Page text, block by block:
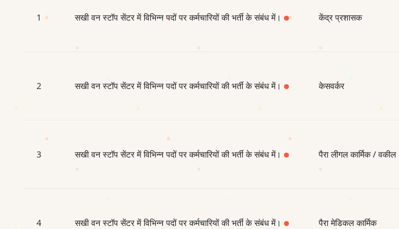
1 सखी वन स्टॉप सेंटर में विभिन्न पदों पर कर्मचारियों की भर्ती के संबंध में। केंद्र प्रशासक
2 सखी वन स्टॉप सेंटर में विभिन्न पदों पर कर्मचारियों की भर्ती के संबंध में। केसवर्कर
3 सखी वन स्टॉप सेंटर में विभिन्न पदों पर कर्मचारियों की भर्ती के संबंध में। पैरा लीगल कार्मिक / वकील
4 सखी वन स्टॉप सेंटर में विभिन्न पदों पर कर्मचारियों की भर्ती के संबंध में। पैरा मेडिकल कार्मिक